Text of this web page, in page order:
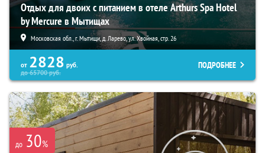
Отдых для двоих с питанием в отеле Arthurs Spa Hotel
by Mercure в Мытищах
Московская обл., г. Мытищи, д. Ларево, ул. Хвойная, стр. 26
от 2828 руб.
до65700руб.
ПОДРОБНЕЕ
до 30%